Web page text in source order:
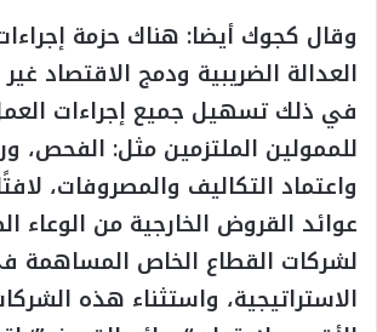
وقال كجوك أيضا: هناك حزمة
العدالة الضريبية ودمج الاقتصاد
في ذلك تسهيل جميع إجراءات
للممولين الملتزمين مثل: الفحص،
واعتماد التكاليف والمصروفات،
عوائد القروض الخارجية من الوعاء
لشركات القطاع الخاص المساهمة
الاستراتيجية، واستثناء هذه